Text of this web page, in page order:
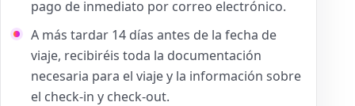
pago de inmediato por correo electrónico.
A más tardar 14 días antes de la fecha de
viaje, recibiréis toda la documentación
necesaria para el viaje y la información sobre
el check-in y check-out.